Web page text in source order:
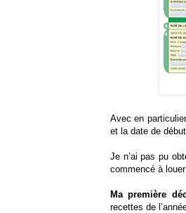
Avec en
et la date de début
Je n’ai pas pu
commencé à
Ma première
recettes de